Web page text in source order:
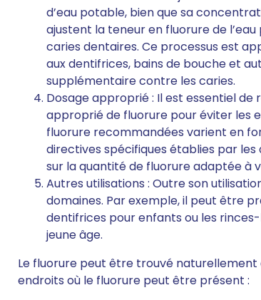
d’eau potable, bien que sa
ajustent la teneur en fluorure de
caries dentaires. Ce processus est
aux dentifrices, bains de bouche et
supplémentaire contre les caries.
Dosage approprié : Il est essentiel
approprié de fluorure pour éviter les
fluorure recommandées varient en
directives spécifiques établies par
sur la quantité de fluorure adaptée à
Autres utilisations : Outre son
domaines. Par exemple, il peut être
dentifrices pour enfants ou les
jeune âge.
Le fluorure peut être trouvé naturellement
endroits où le fluorure peut être présent :